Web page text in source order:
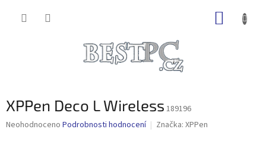
XPPen Deco L Wireless 189196
Průměrné
Neohodnoceno Podrobnosti hodnocení Značka: XPPen